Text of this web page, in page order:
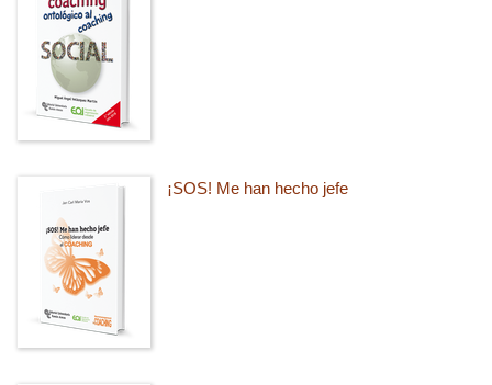
¡SOS! Me han hecho jefe